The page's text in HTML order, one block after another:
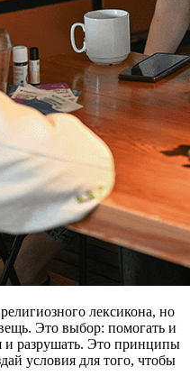
лексикона, но
Это выбор: помогать и
и разрушать. Это принципы
условия для того, чтобы